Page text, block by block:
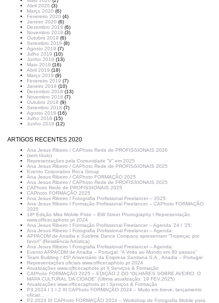
Abril 2020 (3)
Março 2020 (6)
Fevereiro 2020 (4)
Janeiro 2020 (6)
Dezembro 2019 (6)
Novembro 2019 (3)
Outubro 2019 (6)
Setembro 2019 (8)
Agosto 2019 (7)
Julho 2019 (10)
Junho 2019 (13)
Maio 2019 (16)
Abril 2019 (18)
Março 2019 (9)
Fevereiro 2019 (7)
Janeiro 2019 (10)
Dezembro 2018 (13)
Novembro 2018 (7)
Outubro 2018 (9)
Setembro 2018 (7)
Agosto 2018 (16)
Julho 2018 (15)
Junho 2018 (12)
ARTIGOS RECENTES 2020
Ana Jesus Ribeiro / CAPhoto Rede de PROFISSIONAIS 2026
(sem título)
Representações pela Comunidade “V” em 2025
Ana Jesus Ribeiro / CAPhoto Rede de PROFISSIONAIS 2025
Evento Corporativo Roca Group
Ana Jesus Ribeiro / CAPhoto FORMAÇÃO 2025
Ana Jesus Ribeiro / CAPhoto Rede de PROFISSIONAIS 2025
CAPhoto Rede de PROFISSIONAIS 2025
CAPhoto FORMAÇÃO 2025
Ana Jesus Ribeiro I Fotografia Profissional Freelancer – 2025:
Ana Jesus Ribeiro I Formação Profissional Freelancer – CAPhoto FORMAÇÃO
2025
18ª Edição Mira Mobile Prize – BW Street Photography I Representação
www.officecaphoto.pt 2024
Ana Jesus Ribeiro I Formação Profissional Freelancer – Agenda ’24 / ’25:
Ana Jesus Ribeiro I Fotografia Profissional Freelancer – Agenda:
APPACDM de Anadia e Sublime Dance Company apresentam “Tropeçar, por
favor!” (Residência Artística)
Ana Jesus Ribeiro I Fotografia Profissional Freelancer – Agenda:
Evento APPACDM de Anadia – Portugal: “A Volta ao Mundo em 80 passos”
Team Building / 45º Aniversário da Empresa Sanitana S.A., Anadia – Portugal
Representações oficiais www.officecaphoto.pt 2024
Atualizações www.officecaphoto.pt II Serviços & Formação
CAPhoto FORMAÇÃO 2025 – EDIÇÃO 2 DO “OLHARES SOBRE AVEIRO: O
MAPA CULTURAL DA CIDADE” (Última atualização: 19 FEV.2025)
Atualizações www.officecaphoto.pt I Serviços & Formação
P3.2024 I 1 I 2 III CAPhoto FORMAÇÃO 2024 – Muito em breve, lançamento
oficial…
P2.2024 III CAPhoto FORMAÇÃO 2024 – Workshop de Fotografia Mobile para